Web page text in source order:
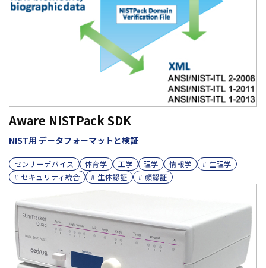
Aware NISTPack SDK
NIST用 データフォーマットと検証
センサーデバイス 体育学 工学 理学 情報学
# 生理学
# セキュリティ統合
# 生体認証 # 顔認証